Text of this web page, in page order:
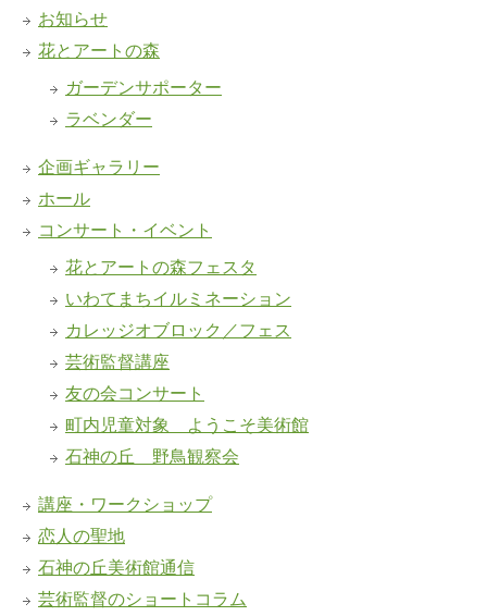
お知らせ
花とアートの森
ガーデンサポーター
ラベンダー
企画ギャラリー
ホール
コンサート・イベント
花とアートの森フェスタ
いわてまちイルミネーション
カレッジオブロック／フェス
芸術監督講座
友の会コンサート
町内児童対象 ようこそ美術館
石神の丘 野鳥観察会
講座・ワークショップ
恋人の聖地
石神の丘美術館通信
芸術監督のショートコラム